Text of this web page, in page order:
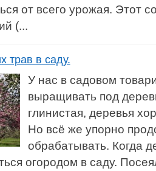
от всего урожая. Этот
(...
трав в саду.
У нас в садовом
выращивать под
глинистая, деревья
Но всё же упорно
обрабатывать. Когда
огородом в саду.